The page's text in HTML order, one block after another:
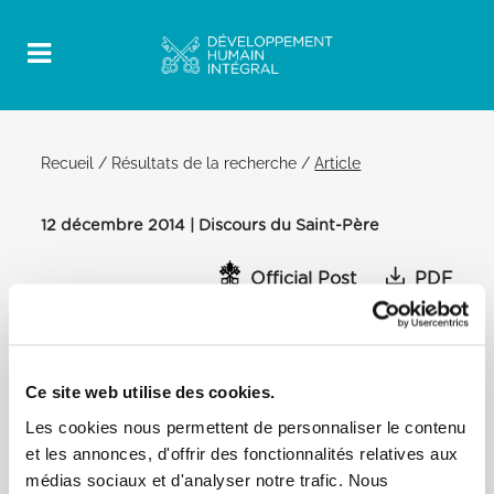
Ce site web utilise des cookies.
Les cookies nous permettent de personnaliser le contenu
et les annonces, d'offrir des fonctionnalités relatives aux
médias sociaux et d'analyser notre trafic. Nous
Recueil / Résultats de la recherche /Article
12 décembre 2014 | Discours du Saint-Père
Official Post PDF
DISCOURS DU PAPE FRANÇOIS À SA
AVEC LES ÉVÊQUES ET LES FIDÈLES DE
LA LA COMMUNAUTÉ SYRO-
ANTIOCHIENNE
SALLE CLÉMENTINE